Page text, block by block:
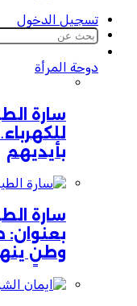
تسجيل الدخول
دوحة المرأة
سارة
بأيديهم
سارة
بعنوان:
وطنٍ